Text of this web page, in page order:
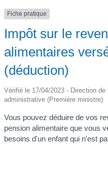
Fiche pratique
Impôt sur le
alimentaires
(déduction)
Vérifié le 17/04/2023 - Direction
administrative (Première ministre)
Vous pouvez déduire de vos
pension alimentaire que vous
besoins d'un enfant qui n'est